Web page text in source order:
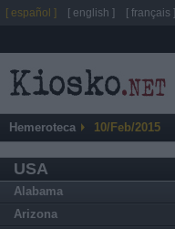
Hemeroteca 10/Feb/2015
USA
Alabama
Arizona
[ español ] [ english ] [ français ]